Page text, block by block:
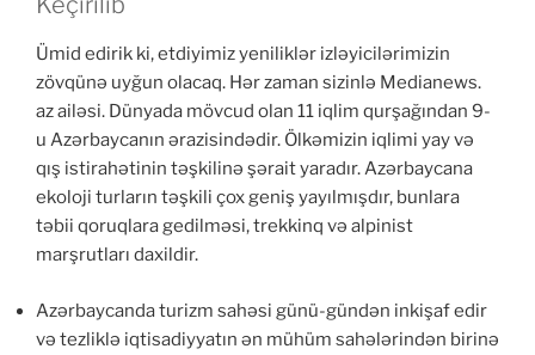
Ümid edirik ki, etdiyimiz yeniliklər izləyicilərimizin
zövqünə uyğun olacaq. Hər zaman sizinlə Medianews.
az ailəsi. Dünyada mövcud olan 11 iqlim qurşağından 9-
u Azərbaycanın ərazisindədir. Ölkəmizin iqlimi yay və
qış istirahətinin təşkilinə şərait yaradır. Azərbaycana
ekoloji turların təşkili çox geniş yayılmışdır, bunlara
təbii qoruqlara gedilməsi, trekkinq və alpinist
marşrutları daxildir.
Azərbaycanda turizm sahəsi günü-gündən inkişaf edir
və tezliklə iqtisadiyyatın ən mühüm sahələrindən birinə